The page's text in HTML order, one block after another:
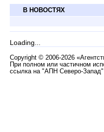
В НОВОСТЯХ
Loading...
Copyright © 2006-2026
При полном или частичном
ссылка на "АПН Северо-Запад"